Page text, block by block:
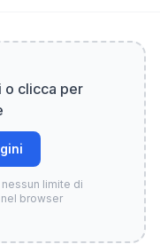
o clicca per
nessun limite di
browser